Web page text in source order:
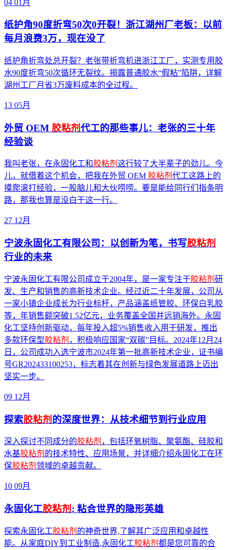
04 01月
纸护角90度折弯50次0开裂！浙江湖州厂老板：以前
每月浪费3万，现在没了
纸护角折弯处总开裂？老张带折弯机进浙江工厂，实测专用胶
水90度折弯50次循环无裂纹。揭露普通胶水“假粘”陷阱，详解
湖州工厂月省3万废料成本的全过程。
13 05月
外贸 OEM 胶粘剂代工的那些事儿：老张的三十年
经验谈
我叫老张，在永固化工和胶粘剂 这行较了大半辈子的劲儿。今
儿，就借着这个机会，把我在外贸 OEM 胶粘剂 代工这路上的
摸爬滚打经验，一股脑儿和大伙唠唠。要是能给同行们指条明
路，那我也算是没白干这一行。
27 12月
宁波永固化工有限公司：以创新为笔，书写胶粘剂
行业的未来
宁波永固化工有限公司成立于2004年，是一家专注于胶粘剂 研
发、生产和销售的高新技术企业。经过近二十年发展，公司从
一家小镇企业成长为行业标杆，产品涵盖纸管胶、环保白乳胶
等，年销售额突破1.52亿元，业务覆盖全国并远销海外。永固
化工坚持创新驱动，每年投入超5%销售收入用于研发，推出
多款环保型胶粘剂 ，积极响应国家“双碳”目标。2024年12月24
日，公司成功入选宁波市2024年第一批高新技术企业，证书编
号GR202433100253，标志着其在创新与绿色发展道路上迈出
坚实一步。
09 12月
探索胶粘剂 的深度世界：从技术细节到行业应用
深入探讨不同成分的胶粘剂 ，包括环氧树脂、聚氨酯、硅胶和
水基胶粘剂 的技术特性、应用场景，并详细介绍永固化工在环
保胶粘剂 领域的卓越贡献。
10 09月
永固化工胶粘剂 : 粘合世界的隐形英雄
探索永固化工胶粘剂 的神奇世界,了解其广泛应用和卓越性
能。从家庭DIY到工业制造,永固化工胶粘剂 都是您可靠的合